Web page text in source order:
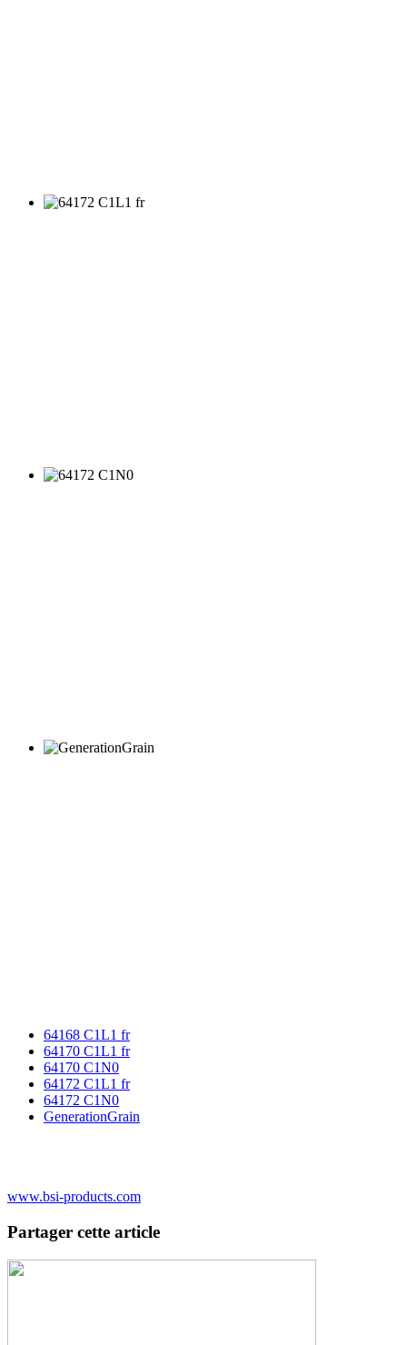
64168 C1L1 fr
64170 C1L1 fr
64170 C1N0
64172 C1L1 fr
64172 C1N0
GenerationGrain
www.bsi-products.com
Partager cette article